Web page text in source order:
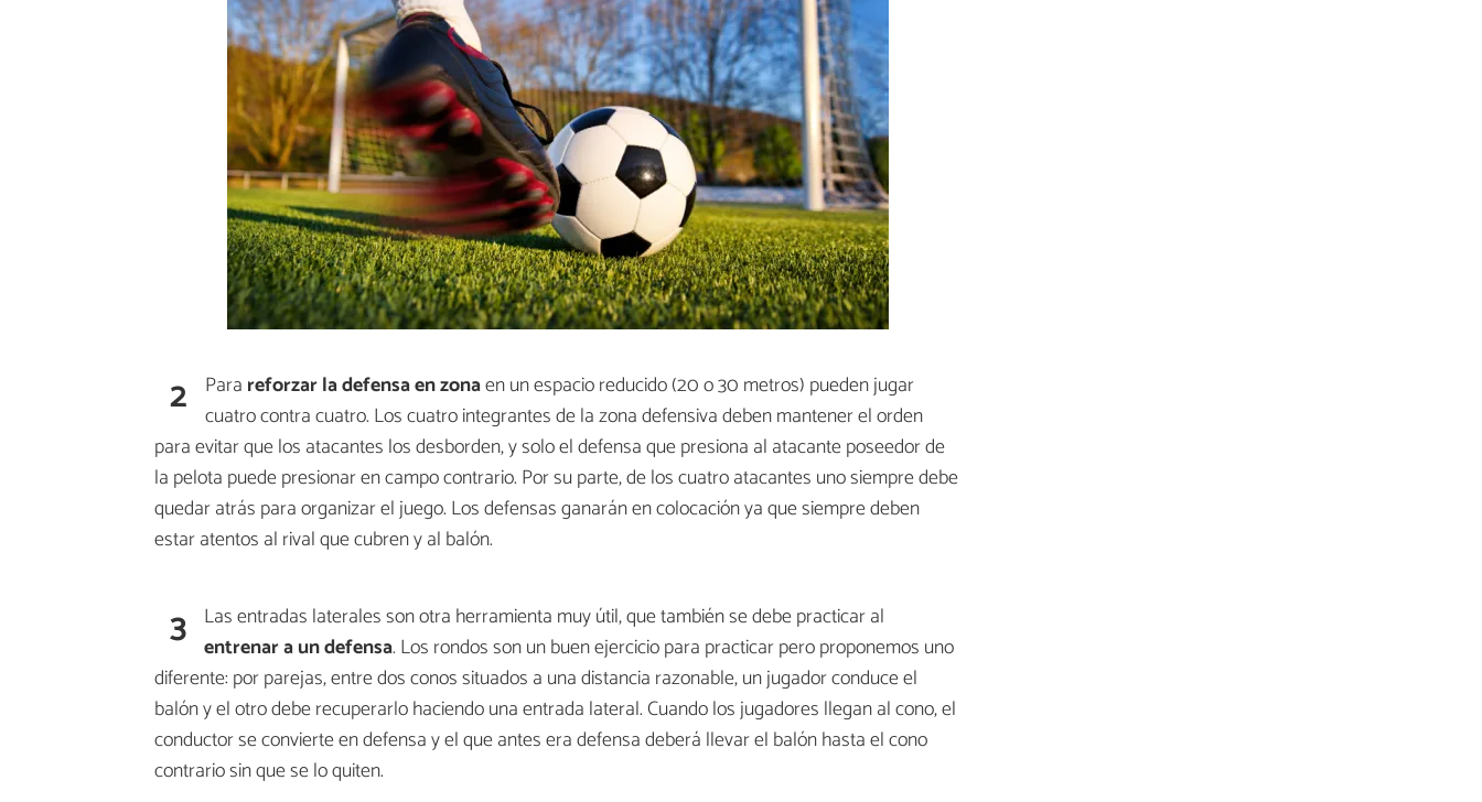
2 Para reforzar la defensa en zonaen un espacio reducido (20 o 30 metros) pueden jugar
cuatro contra cuatro. Los cuatro integrantes de la zona defensiva deben mantener el orden
para evitar que los atacantes los desborden, y solo el defensa que presiona al atacante poseedor de
la pelota puede presionar en campo contrario. Por su parte, de los cuatro atacantes uno siempre debe
quedar atrás para organizar el juego. Los defensas ganarán en colocación ya que siempre deben
estar atentos al rival que cubren y al balón.
3 Las entradas laterales son otra herramienta muy útil, que también se debe practicar al
entrenar a un defensa. Los rondos son un buen ejercicio para practicar pero proponemos uno
diferente: por parejas, entre dos conos situados a una distancia razonable, un jugador conduce el
balón y el otro debe recuperarlo haciendo una entrada lateral. Cuando los jugadores llegan al cono, el
conductor se convierte en defensa y el que antes era defensa deberá llevar el balón hasta el cono
contrario sin que se lo quiten.